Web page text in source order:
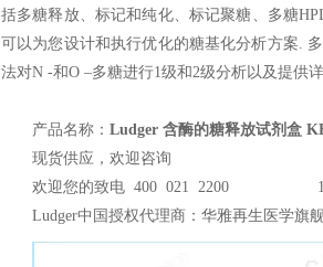
括多糖释放、标记和纯化、标记聚糖、多糖
可以为您设计和执行优化的糖基化分析方案.
法对N -和O –多糖进行1级和2级分析以及提供
产品名称： Ludger 含酶的糖释放试剂盒
现货供应，欢迎咨询
欢迎您的致电 400 021 2200
Ludger中国授权代理商：华雅再生医学旗